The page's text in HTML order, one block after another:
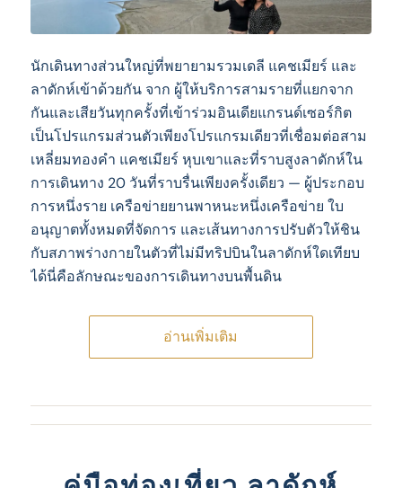
นักเดินทางส่วนใหญ่ที่พยายามรวมเดลี แคชเมียร์ และ
ลาดักห์เข้าด้วยกัน จาก ผู้ให้บริการสามรายที่แยกจาก
กันและเสียวันทุกครั้งที่เข้าร่วมอินเดียแกรนด์เซอร์กิต
เป็นโปรแกรมส่วนตัวเพียงโปรแกรมเดียวที่เชื่อมต่อสาม
เหลี่ยมทองคํา แคชเมียร์ หุบเขาและที่ราบสูงลาดักห์ใน
การเดินทาง 20 วันที่ราบรื่นเพียงครั้งเดียว — ผู้ประกอบ
การหนึ่งราย เครือข่ายยานพาหนะหนึ่งเครือข่าย ใบ
อนุญาตทั้งหมดที่จัดการ และเส้นทางการปรับตัวให้ชิน
กับสภาพร่างกายในตัวที่ไม่มีทริปบินในลาดักห์ใดเทียบ
ได้นี่คือลักษณะของการเดินทางบนพื้นดิน
อ่านเพิ่มเติม